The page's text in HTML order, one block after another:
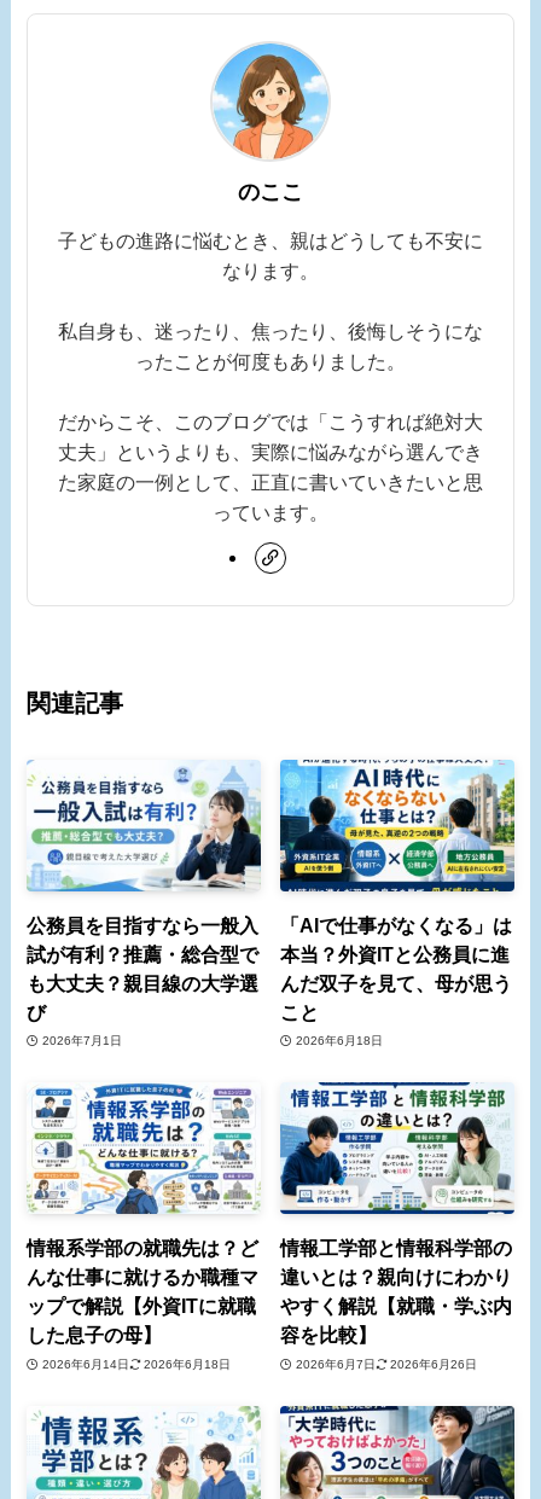
のここ
子どもの進路に悩むとき、親はどうしても不安に
なります。
私自身も、迷ったり、焦ったり、後悔しそうにな
ったことが何度もありました。
だからこそ、このブログでは「こうすれば絶対大
丈夫」というよりも、実際に悩みながら選んでき
た家庭の一例として、正直に書いていきたいと思
っています。
関連記事
公務員を目指すなら一般入
試が有利？推薦・総合型で
も大丈夫？親目線の大学選
び
2026年7月1日
「AIで仕事がなくなる」は
本当？外資ITと公務員に進
んだ双子を見て、母が思う
こと
2026年6月18日
情報系学部の就職先は？ど
んな仕事に就けるか職種マ
ップで解説【外資ITに就職
した息子の母】
2026年6月14日 2026年6月18日
情報工学部と情報科学部の
違いとは？親向けにわかり
やすく解説【就職・学ぶ内
容を比較】
2026年6月7日 2026年6月26日